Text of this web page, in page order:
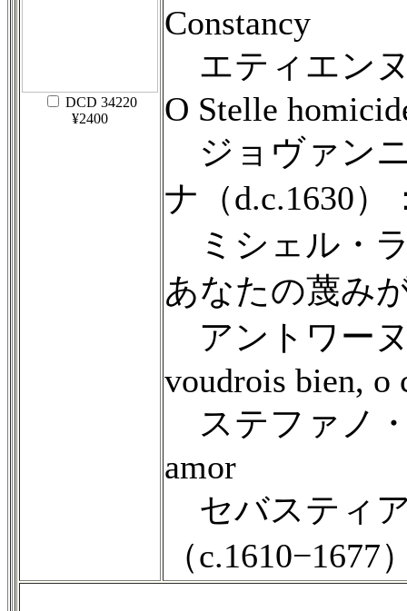
DCD 34220
¥2400
Constancy
エティエンヌ
O Stelle
ジョヴァン
ナ（d.c.1630
ミシェル・ラ
あなたの蔑み
アントワーヌ
voudrois bien, o
ステファノ・
amor
セバスティ
（c.1610−1677